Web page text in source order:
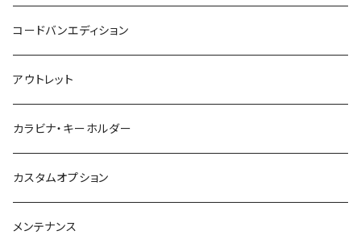
コードバンエディション
アウトレット
カラビナ・キーホルダー
カスタムオプション
メンテナンス